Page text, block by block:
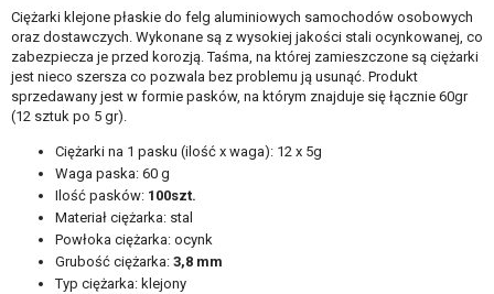
Ciężarki klejone płaskie do felg aluminiowych samochodów osobowych
oraz dostawczych. Wykonane są z wysokiej jakości stali ocynkowanej, co
zabezpiecza je przed korozją. Taśma, na której zamieszczone są ciężarki
jest nieco szersza co pozwala bez problemu ją usunąć. Produkt
sprzedawany jest w formie pasków, na którym znajduje się łącznie 60gr
(12 sztuk po 5 gr).
Ciężarki na 1 pasku (ilość x waga): 12 x 5g
Waga paska: 60 g
Ilość pasków: 100szt.
Materiał ciężarka: stal
Powłoka ciężarka: ocynk
Grubość ciężarka: 3,8 mm
Typ ciężarka: klejony